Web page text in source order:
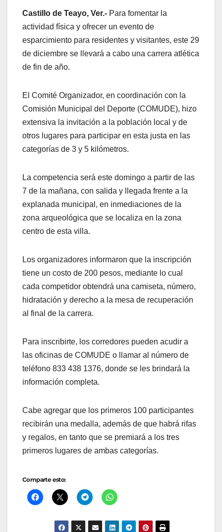
Castillo de Teayo, Ver.- Para fomentar la
actividad física y ofrecer un evento de
esparcimiento para residentes y visitantes, este 29
de diciembre se llevará a cabo una carrera atlética
de fin de año.
El Comité Organizador, en coordinación con la
Comisión Municipal del Deporte (COMUDE), hizo
extensiva la invitación a la población local y de
otros lugares para participar en esta justa en las
categorías de 3 y 5 kilómetros.
La competencia será este domingo a partir de las
7 de la mañana, con salida y llegada frente a la
explanada municipal, en inmediaciones de la
zona arqueológica que se localiza en la zona
centro de esta villa.
Los organizadores informaron que la inscripción
tiene un costo de 200 pesos, mediante lo cual
cada competidor obtendrá una camiseta, número,
hidratación y derecho a la mesa de recuperación
al final de la carrera.
Para inscribirte, los corredores pueden acudir a
las oficinas de COMUDE o llamar al número de
teléfono 833 438 1376, donde se les brindará la
información completa.
Cabe agregar que los primeros 100 participantes
recibirán una medalla, además de que habrá rifas
y regalos, en tanto que se premiará a los tres
primeros lugares de ambas categorías.
Comparte esto: